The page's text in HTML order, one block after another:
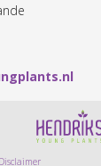
Disclaimer